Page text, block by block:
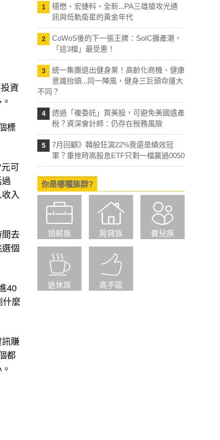
資
標
可
過
入
間去
個
40
什麼
訊賺
都
1
穩懋、宏捷科、全新...PA三雄搶攻光通
訊與低軌衛星的黃金年代
2
CoWoS後的下一張王牌：SoIC擴產潮，
「這3檔」最受惠！
3
統一集團退出健身業！高齡化商機、健康
意識抬頭...同一陣風，健身三巨頭命運大
不同？
4
透過「複委託」買美股，可避免美國遺產
稅？資深會計師：仍存在稅務風險
5
7月回顧》韓股狂瀉22%竟還是績效冠
軍？重挫時高股息ETF只剩一檔贏過0050
你是哪種族群?
領薪族 房貸族 養兒族
退休族 高手區